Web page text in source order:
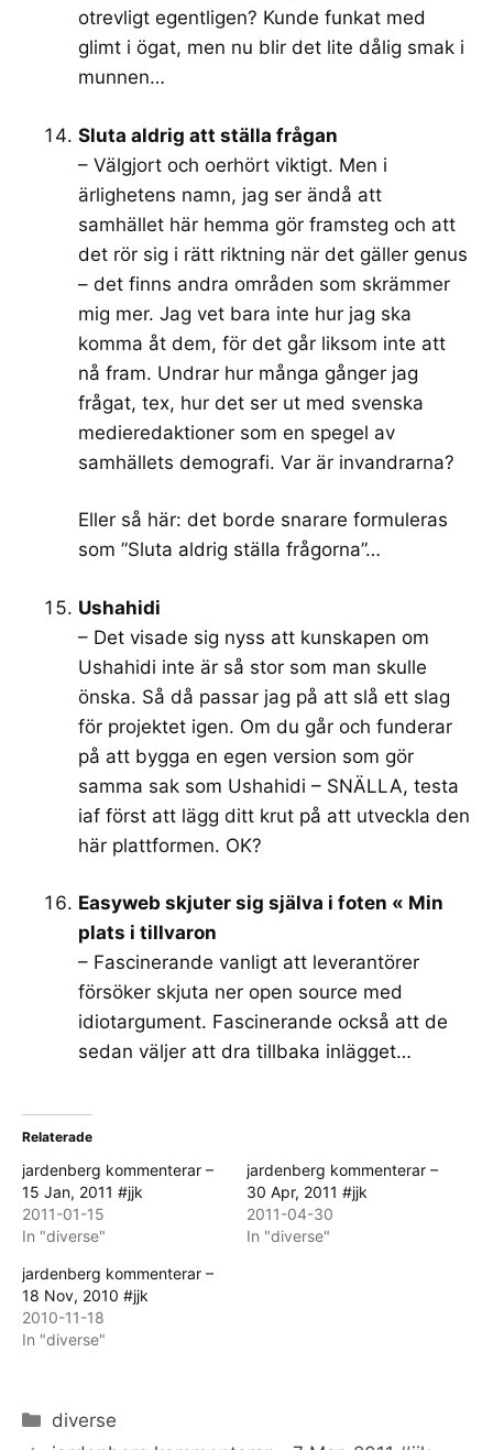
otrevligt egentligen? Kunde funkat med
glimt i ögat, men nu blir det lite dålig smak i
munnen…
Sluta aldrig att ställa frågan
– Välgjort och oerhört viktigt. Men i
ärlighetens namn, jag ser ändå att
samhället här hemma gör framsteg och att
det rör sig i rätt riktning när det gäller genus
– det finns andra områden som skrämmer
mig mer. Jag vet bara inte hur jag ska
komma åt dem, för det går liksom inte att
nå fram. Undrar hur många gånger jag
frågat, tex, hur det ser ut med svenska
medieredaktioner som en spegel av
samhällets demografi. Var är invandrarna?
Eller så här: det borde snarare formuleras
som ”Sluta aldrig ställa frågorna”…
Ushahidi
– Det visade sig nyss att kunskapen om
Ushahidi inte är så stor som man skulle
önska. Så då passar jag på att slå ett slag
för projektet igen. Om du går och funderar
på att bygga en egen version som gör
samma sak som Ushahidi – SNÄLLA, testa
iaf först att lägg ditt krut på att utveckla den
här plattformen. OK?
Easyweb skjuter sig själva i foten « Min
plats i tillvaron
– Fascinerande vanligt att leverantörer
försöker skjuta ner open source med
idiotargument. Fascinerande också att de
sedan väljer att dra tillbaka inlägget…
Relaterade
jardenberg kommenterar –
15 Jan, 2011 #jjk
2011-01-15
In "diverse"
jardenberg kommenterar –
30 Apr, 2011 #jjk
2011-04-30
In "diverse"
jardenberg kommenterar –
18 Nov, 2010 #jjk
2010-11-18
In "diverse"
Categories
diverse